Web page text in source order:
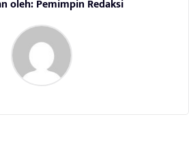
oleh: Pemimpin Redaksi